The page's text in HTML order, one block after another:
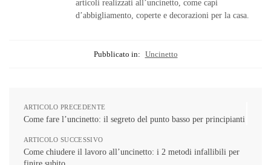
articoli realizzati all’uncinetto, come capi
d’abbigliamento, coperte e decorazioni per la casa.
Pubblicato in: Uncinetto
ARTICOLO PRECEDENTE
Come fare l’uncinetto: il segreto del punto basso per principianti
ARTICOLO SUCCESSIVO
Come chiudere il lavoro all’uncinetto: i 2 metodi infallibili per